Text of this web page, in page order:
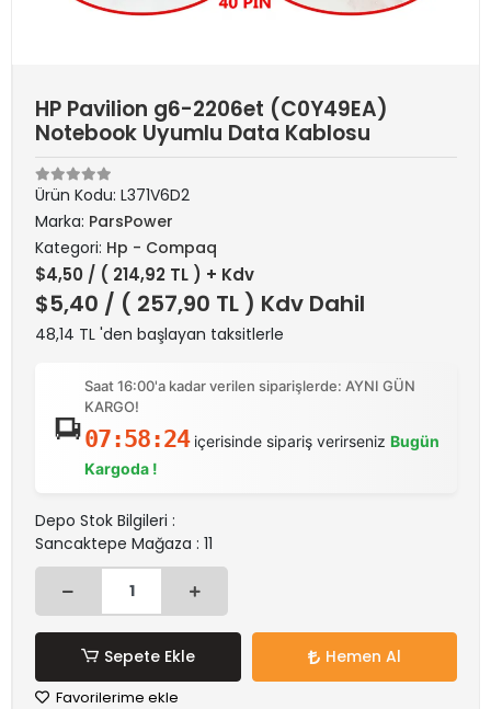
HP Pavilion g6-2206et (C0Y49EA)
Notebook Uyumlu Data Kablosu
Ürün Kodu: L371V6D2
Marka: ParsPower
Kategori: Hp - Compaq
$4,50 / ( 214,92 TL ) + Kdv
$5,40 / ( 257,90 TL ) Kdv Dahil
48,14 TL 'den başlayan taksitlerle
Saat 16:00'a kadar verilen siparişlerde: AYNI GÜN
KARGO!
07:58:24içerisinde sipariş verirseniz Bugün
Kargoda !
Depo Stok Bilgileri :
Sancaktepe Mağaza : 11
Sepete Ekle Hemen Al
Favorilerime ekle